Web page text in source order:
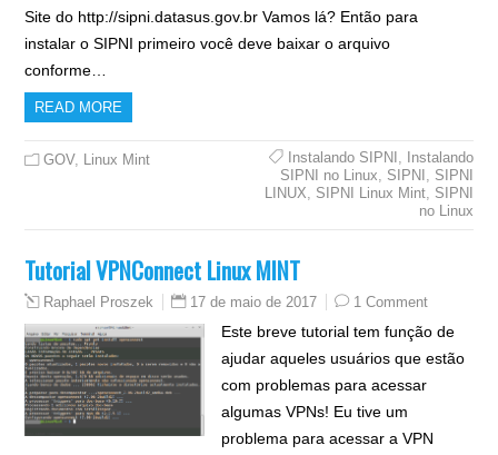
Site do http://sipni.datasus.gov.br Vamos lá? Então para
instalar o SIPNI primeiro você deve baixar o arquivo
conforme…
READ MORE
GOV, Linux Mint Instalando SIPNI ,
Instalando
SIPNI no Linux, SIPNI , SIPNI
LINUX, SIPNI Linux Mint, SIPNI
no Linux
Tutorial VPNConnect Linux MINT
Raphael Proszek 17 de maio de 2017 1 Comment
Este breve tutorial tem função de
ajudar aqueles usuários que estão
com problemas para acessar
algumas VPNs! Eu tive um
problema para acessar a VPN